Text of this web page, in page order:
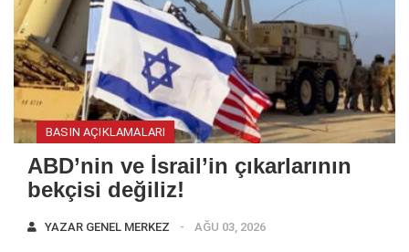
BASIN AÇIKLAMALARI
ABD’nin ve İsrail’in çıkarlarının
bekçisi değiliz!
YAZAR GENEL MERKEZ AĞU 03, 2026